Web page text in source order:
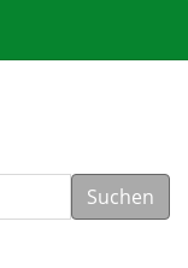
Suchen